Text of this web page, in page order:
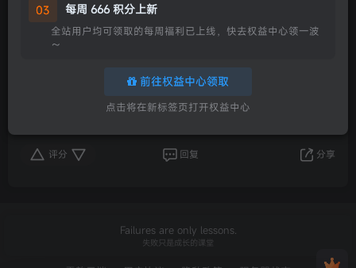
最后更新日期：2025年12月10日为了维护游戏区的内容质量，给
所有成员提供一个整洁、高效、可持续的资源分享环境，请发布
评分 回复 分享
Failures are only lessons.
失败只是成长的课堂
03 每周 666 积分上新
全站用户均可领取的每周福利已上线，快去权益中心领一波
～
前往权益中心领取
点击将在新标签页打开权益中心